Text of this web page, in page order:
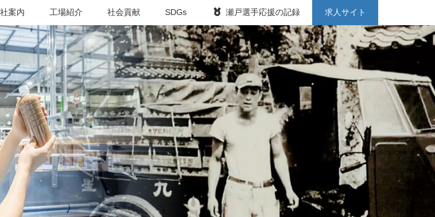
案内 工場紹介 社会貢献 SDGs 瀬戸選手応援の記録 求人サイト